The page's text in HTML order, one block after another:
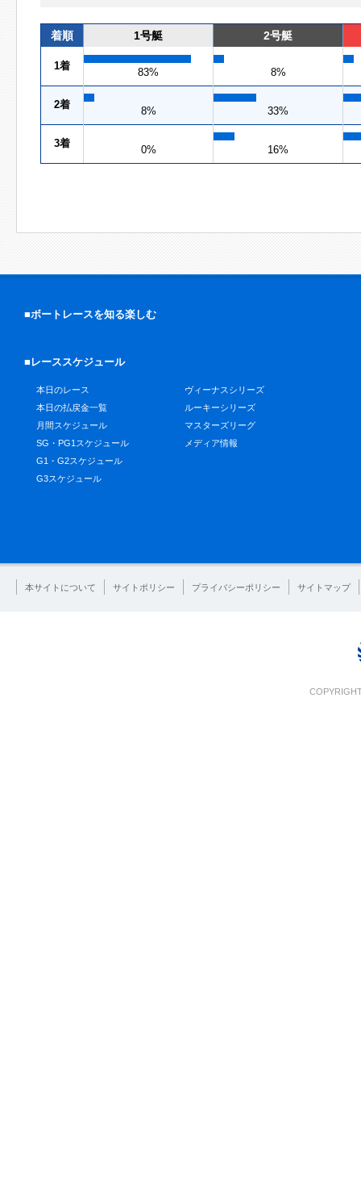
着順 1号艇 2号艇
1着
83% 8%
2着
8% 33%
3着
0% 16%
■ボートレースを知る楽しむ
■レーススケジュール
本日のレース
本日の払戻金一覧
月間スケジュール
SG・PG1スケジュール
G1・G2スケジュール
G3スケジュール
ヴィーナスシリーズ
ルーキーシリーズ
マスターズリーグ
メディア情報
本サイトについて サイトポリシー プライバシーポリシー サイトマップ